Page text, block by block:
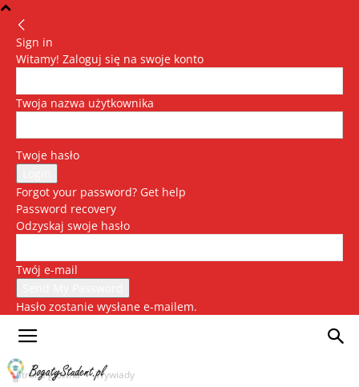
Sign in
Witamy! Zaloguj się na swoje konto
Twoja nazwa użytkownika
Twoje hasło
Forgot your password? Get help
Password recovery
Odzyskaj swoje hasło
Twój e-mail
Hasło zostanie wysłane e-mailem.
Strona główna Wywiady